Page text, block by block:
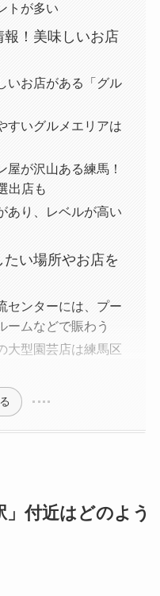
トが多い
！美味しいお店
いお店がある「グル
すいグルメエリアは
屋が沢山ある練馬！
出店も
あり、レベルが高い
い場所やお店を
センターには、プー
ームなどで賑わう
型園芸店は練馬区
付近はどのよう